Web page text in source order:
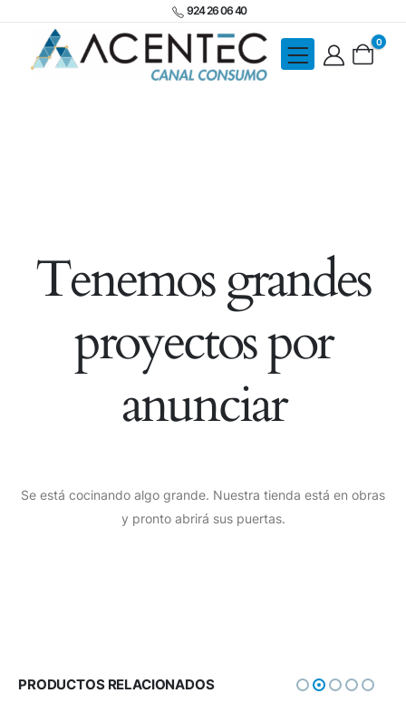
924 26 06 40
0
Tenemos grandes
proyectos por
anunciar
Se está cocinando algo grande. Nuestra tienda está en obras
y pronto abrirá sus puertas.
PRODUCTOS RELACIONADOS